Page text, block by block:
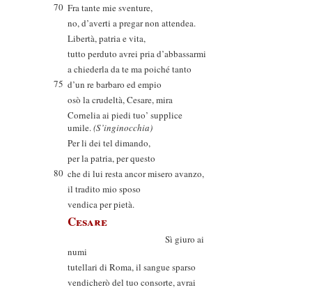
70 Fra tante mie sventure,
no, d’averti a pregar non attendea.
Libertà, patria e vita,
tutto perduto avrei pria d’abbassarmi
a chiederla da te ma poiché tanto
75 d’un re barbaro ed empio
osò la crudeltà, Cesare, mira
Cornelia ai piedi tuo’ supplice
umile.(S’inginocchia)
Per li dei tel dimando,
per la patria, per questo
80 che di lui resta ancor misero avanzo,
il tradito mio sposo
vendica per pietà.
Cesare
Sì giuro ai
numi
tutellari di Roma, il sangue sparso
vendicherò del tuo consorte, avrai